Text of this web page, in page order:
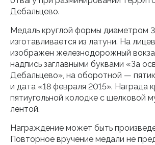
Дебальцево.
Медаль круглой формы диаметром
изготавливается из латуни. На
изображен железнодорожный
надпись заглавными буквами «За
Дебальцево», на оборотной —
и дата «18 февраля 2015». Награда
пятиугольной колодке с шелковой
лентой.
Награждение может быть
Повторное вручение медали не